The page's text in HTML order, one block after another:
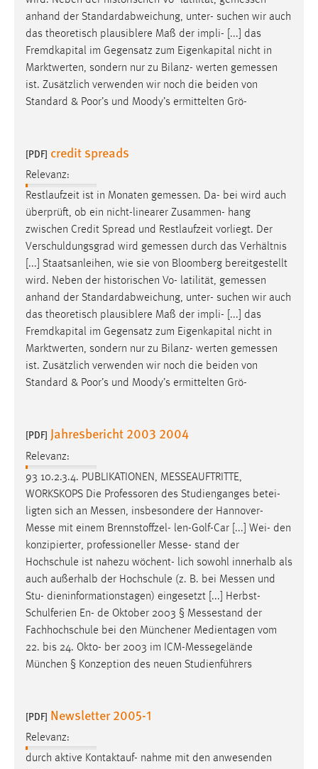
anhand der Standardabweichung, unter- suchen wir auch
das theoretisch plausiblere Maß der impli- [...] das
Fremdkapital im Gegensatz zum Eigenkapital nicht in
Marktwerten, sondern nur zu Bilanz- werten gemessen
ist. Zusätzlich verwenden wir noch die beiden von
Standard & Poor’s und Moody’s ermittelten Grö-
[PDF] credit spreads
Relevanz:
Restlaufzeit ist in Monaten gemessen. Da- bei wird auch
überprüft, ob ein nicht-linearer Zusammen- hang
zwischen Credit Spread und Restlaufzeit vorliegt. Der
Verschuldungsgrad wird gemessen durch das Verhältnis
[...] Staatsanleihen, wie sie von Bloomberg bereitgestellt
wird. Neben der historischen Vo- latilität, gemessen
anhand der Standardabweichung, unter- suchen wir auch
das theoretisch plausiblere Maß der impli- [...] das
Fremdkapital im Gegensatz zum Eigenkapital nicht in
Marktwerten, sondern nur zu Bilanz- werten gemessen
ist. Zusätzlich verwenden wir noch die beiden von
Standard & Poor’s und Moody’s ermittelten Grö-
[PDF] Jahresbericht 2003 2004
Relevanz:
93 10.2.3.4. PUBLIKATIONEN, MESSEAUFTRITTE,
WORKSKOPS Die Professoren des Studienganges betei-
ligten sich an Messen, insbesondere der Hannover-
Messe mit einem Brennstoffzel- len-Golf-Car [...] Wei- den
konzipierter, professioneller Messe- stand der
Hochschule ist nahezu wöchent- lich sowohl innerhalb als
auch außerhalb der Hochschule (z. B. bei Messen und
Stu- dieninformationstagen) eingesetzt [...] Herbst-
Schulferien En- de Oktober 2003 § Messestand der
Fachhochschule bei den Münchener Medientagen vom
22. bis 24. Okto- ber 2003 im
ICM-Messegelände
München § Konzeption des neuen Studienführers
[PDF] Newsletter 2005-1
Relevanz:
durch aktive Kontaktauf- nahme mit den anwesenden